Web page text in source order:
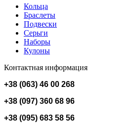
Кольца
Браслеты
Подвески
Серьги
Наборы
Кулоны
Контактная информация
+38 (063) 46 00 268
+38 (097) 360 68 96
+38 (095) 683 58 56